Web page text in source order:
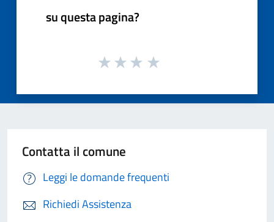
su questa pagina?
Contatta il comune
Leggi le domande frequenti
Richiedi Assistenza